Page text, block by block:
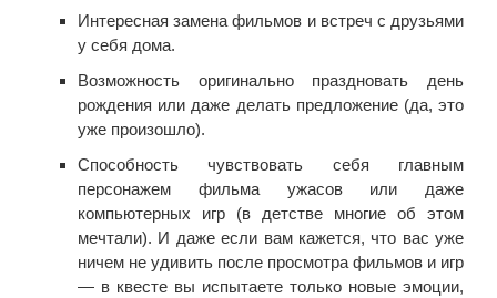
Интересная замена фильмов и встреч с друзьями
у себя дома.
Возможность оригинально праздновать день
рождения или даже делать предложение (да, это
уже произошло).
Способность чувствовать себя главным
персонажем фильма ужасов или даже
компьютерных игр (в детстве многие об этом
мечтали). И даже если вам кажется, что вас уже
ничем не удивить после просмотра фильмов и игр
— в квесте вы испытаете только новые эмоции,